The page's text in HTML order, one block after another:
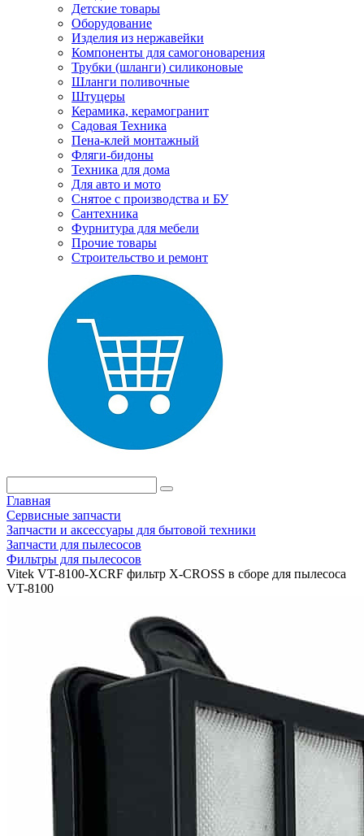
Детские товары
Оборудование
Изделия из нержавейки
Компоненты для самогоноварения
Трубки (шланги) силиконовые
Шланги поливочные
Штуцеры
Керамика, керамогранит
Садовая Техника
Пена-клей монтажный
Фляги-бидоны
Техника для дома
Для авто и мото
Снятое с производства и БУ
Сантехника
Фурнитура для мебели
Прочие товары
Строительство и ремонт
Главная
Сервисные запчасти
Запчасти и аксессуары для бытовой техники
Запчасти для пылесосов
Фильтры для пылесосов
Vitek VT-8100-XCRF фильтр X-CROSS в сборе для пылесоса
VT-8100